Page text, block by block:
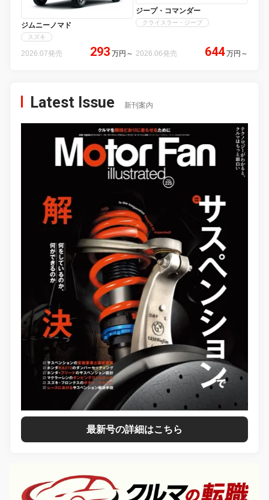
ジムニーノマド
スズキ
2026.07発売 293 万円 ～
ジープ・コマンダー
クライスラー・ジープ
2026.06発売 644万円 ～
Latest Issue 新刊案内
最新号の詳細はこちら